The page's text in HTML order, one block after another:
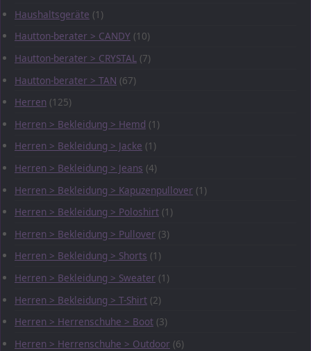
Haushaltsgeräte (1)
Hautton-berater > CANDY (10)
Hautton-berater > CRYSTAL (7)
Hautton-berater > TAN (67)
Herren (125)
Herren > Bekleidung > Hemd (1)
Herren > Bekleidung > Jacke (1)
Herren > Bekleidung > Jeans (4)
Herren > Bekleidung > Kapuzenpullover (1)
Herren > Bekleidung > Poloshirt (1)
Herren > Bekleidung > Pullover (3)
Herren > Bekleidung > Shorts (1)
Herren > Bekleidung > Sweater (1)
Herren > Bekleidung > T-Shirt (2)
Herren > Herrenschuhe > Boot (3)
Herren > Herrenschuhe > Outdoor (6)